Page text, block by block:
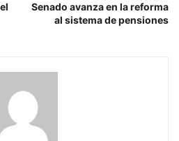
Senado avanza en la reforma
al sistema de pensiones